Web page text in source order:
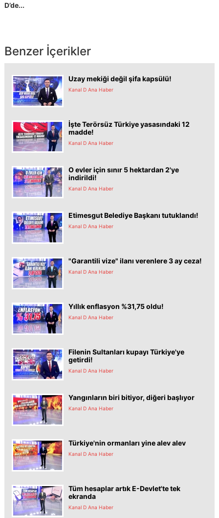
D’de...
Benzer İçerikler
Uzay mekiği değil şifa kapsülü!
Kanal D Ana Haber
İşte Terörsüz Türkiye yasasındaki 12
madde!
Kanal D Ana Haber
O evler için sınır 5 hektardan 2'ye
indirildi!
Kanal D Ana Haber
Etimesgut Belediye Başkanı tutuklandı!
Kanal D Ana Haber
"Garantili vize" ilanı verenlere 3 ay ceza!
Kanal D Ana Haber
Yıllık enflasyon %31,75 oldu!
Kanal D Ana Haber
Filenin Sultanları kupayı Türkiye'ye
getirdi!
Kanal D Ana Haber
Yangınların biri bitiyor, diğeri başlıyor
Kanal D Ana Haber
Türkiye'nin ormanları yine alev alev
Kanal D Ana Haber
Tüm hesaplar artık E-Devlet'te tek
ekranda
Kanal D Ana Haber